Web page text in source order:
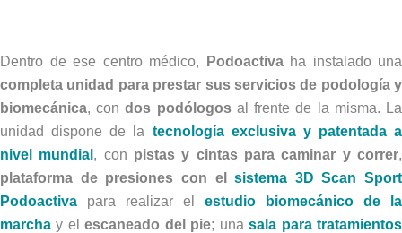
Dentro de ese centro médico, Podoactivaha instalado una
completa unidad para prestar sus servicios de podología y
biomecánica, condos podólogosal frente de la misma. La
unidad dispone de la tecnología exclusiva y patentada a
nivel mundial , con pistas y cintas para caminar y correr,
plataforma de presiones con elsistema 3D Scan Sport
Podoactiva
para realizar el estudio biomecánico de la
marcha y elescaneado del pie; unasala para tratamientos